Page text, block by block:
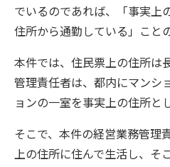
でいるのであれば、「事実上
住所から通勤している」こと
本件では、住民票上の住所は
管理責任者は、都内にマンシ
ョンの一室を事実上の住所と
そこで、本件の経営業務管理
上の住所に住んで生活し、そ